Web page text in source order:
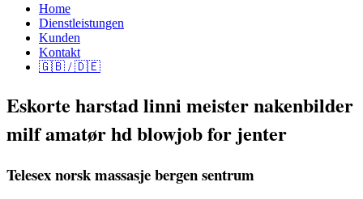
Home
Dienstleistungen
Kunden
Kontakt
🇬🇧 / 🇩🇪
Eskorte harstad linni meister nakenbilder
milf amatør hd blowjob for jenter
Telesex norsk massasje bergen sentrum